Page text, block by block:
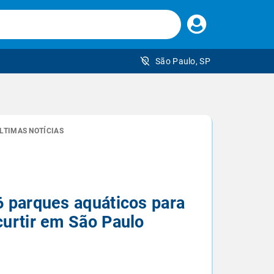
Faça
seu
São Paulo, SP
NOTÍCIAS
parques aquáticos para
em São Paulo
brasileiro